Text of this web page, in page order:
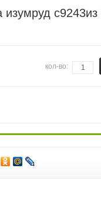
изумруд
кол-во: